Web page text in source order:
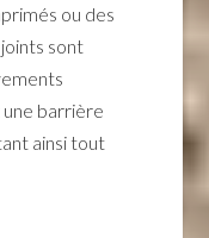
ou des
sont
barrière
ainsi tout